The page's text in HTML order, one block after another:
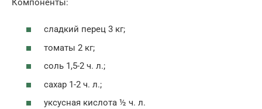
Компоненты:
сладкий перец 3 кг;
томаты 2 кг;
соль 1,5-2 ч. л.;
сахар 1-2 ч. л.;
уксусная кислота ½ ч. л.